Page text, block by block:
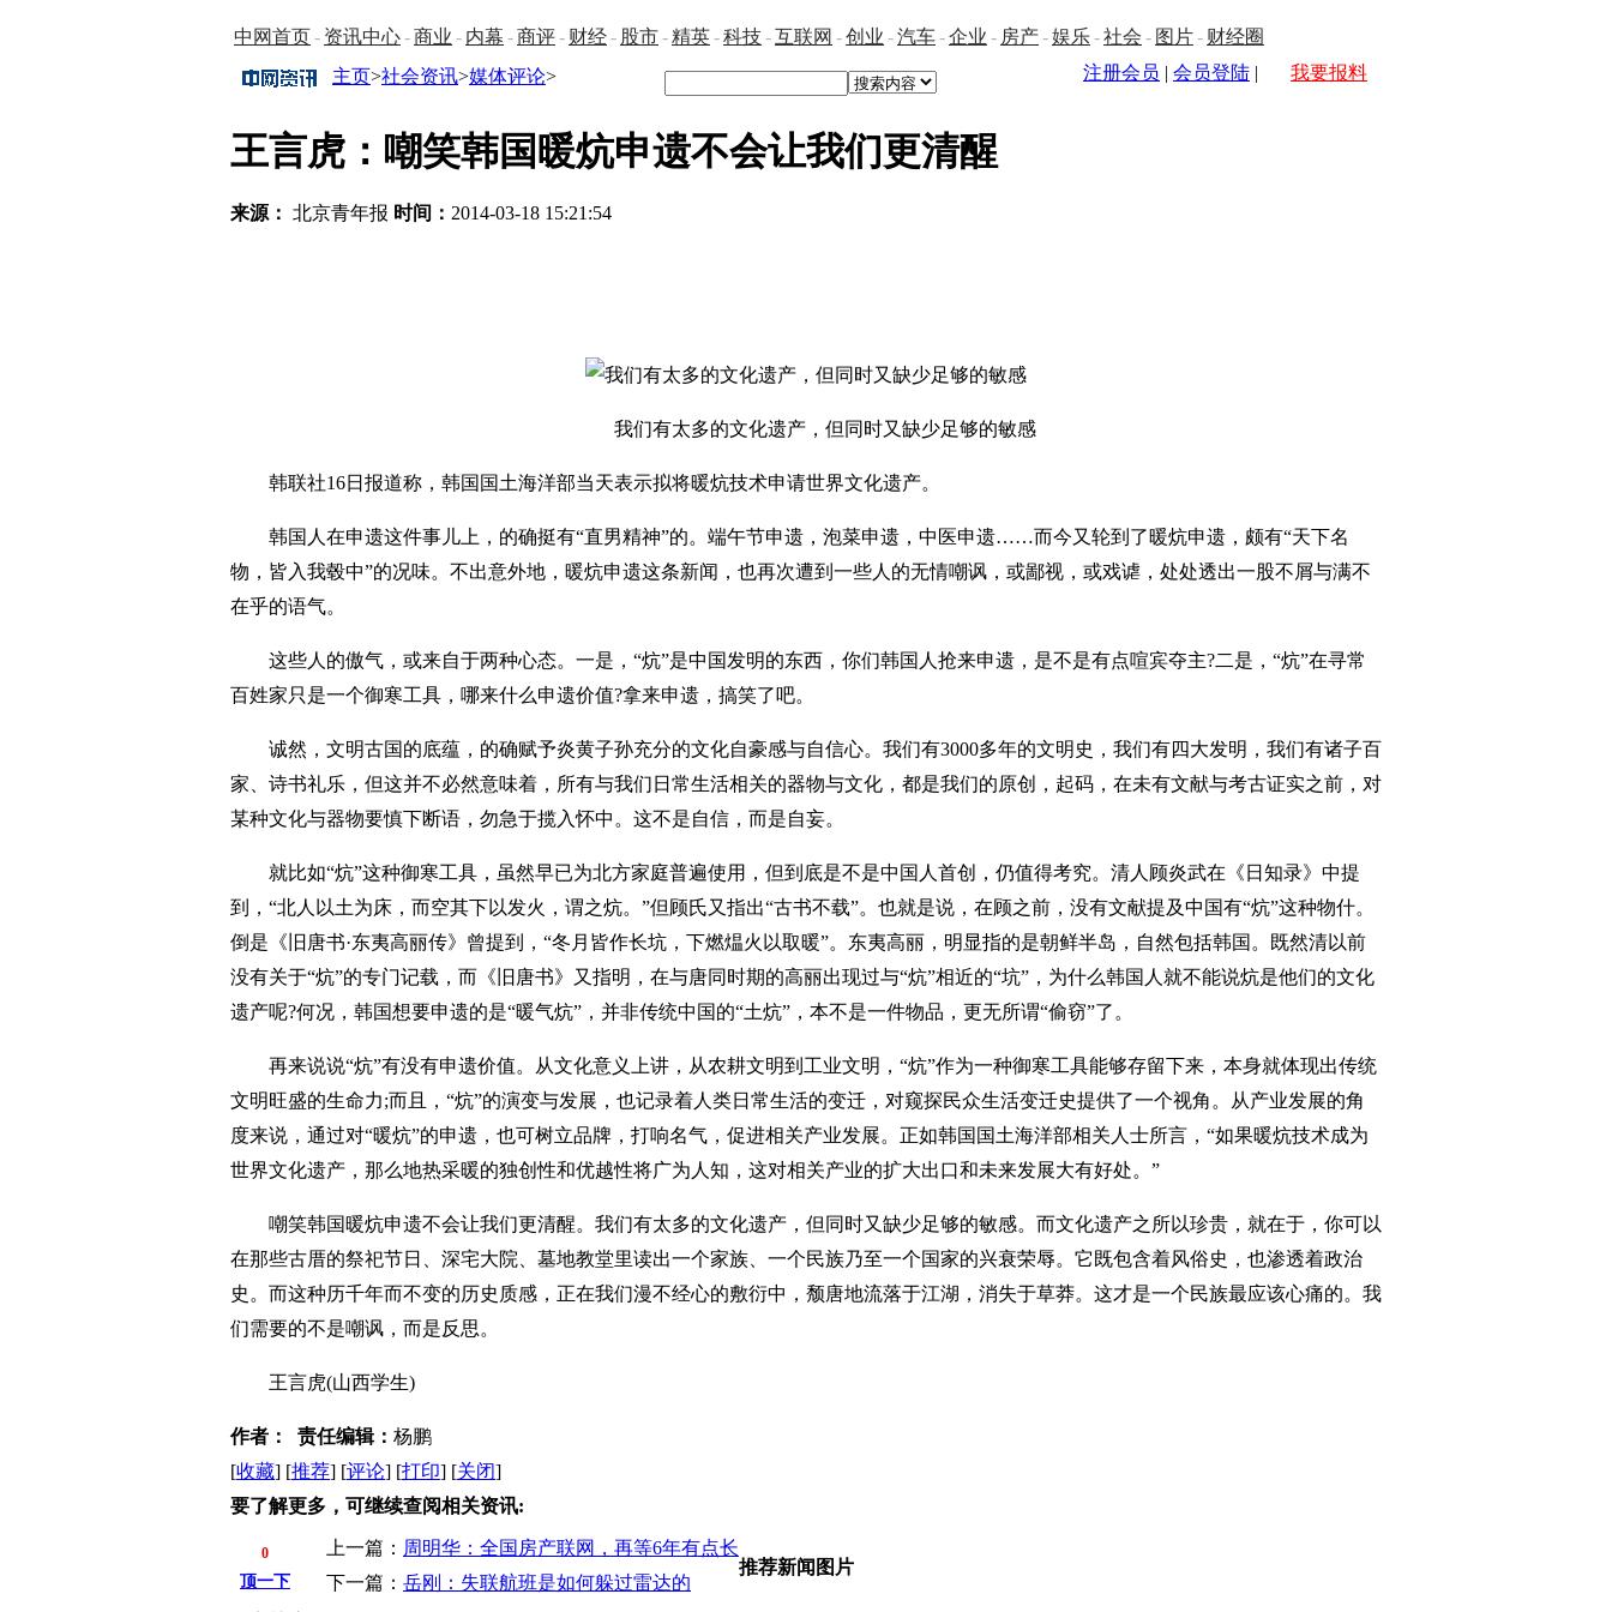
中网首页- 资讯中心-商业 - 内幕 -商评- 财经- 股市-精英-科技-互联网 -创业 -汽车-企业 - 房产-娱乐-社会 - 图片- 财经圈
注册会员 | 会员登陆 | 我要报料
主页>社会资讯>媒体评论>
王言虎：嘲笑韩国暖炕申遗不会让我们更清醒
来源： 北京青年报 时间： 2014-03-18 15:21:54
我们有太多的文化遗产，但同时又缺少足够的敏感
韩联社16日报道称，韩国国土海洋部当天表示拟将暖炕技术申请世界文化遗产。
韩国人在申遗这件事儿上，的确挺有“直男精神”的。端午节申遗，泡菜申遗，中医申遗……而今又轮到了暖炕申遗，颇有“天下名
物，皆入我毂中”的况味。不出意外地，暖炕申遗这条新闻，也再次遭到一些人的无情嘲讽，或鄙视，或戏谑，处处透出一股不屑与满不
在乎的语气。
这些人的傲气，或来自于两种心态。一是，“炕”是中国发明的东西，你们韩国人抢来申遗，是不是有点喧宾夺主?二是，“炕”在寻常
百姓家只是一个御寒工具，哪来什么申遗价值?拿来申遗，搞笑了吧。
诚然，文明古国的底蕴，的确赋予炎黄子孙充分的文化自豪感与自信心。我们有3000多年的文明史，我们有四大发明，我们有诸子百
家、诗书礼乐，但这并不必然意味着，所有与我们日常生活相关的器物与文化，都是我们的原创，起码，在未有文献与考古证实之前，对
某种文化与器物要慎下断语，勿急于揽入怀中。这不是自信，而是自妄。
就比如“炕”这种御寒工具，虽然早已为北方家庭普遍使用，但到底是不是中国人首创，仍值得考究。清人顾炎武在《日知录》中提
到，“北人以土为床，而空其下以发火，谓之炕。”但顾氏又指出“古书不载”。也就是说，在顾之前，没有文献提及中国有“炕”这种物什。
倒是《旧唐书·东夷高丽传》曾提到，“冬月皆作长坑，下燃煴火以取暖”。东夷高丽，明显指的是朝鲜半岛，自然包括韩国。既然清以前
没有关于“炕”的专门记载，而《旧唐书》又指明，在与唐同时期的高丽出现过与“炕”相近的“坑”，为什么韩国人就不能说炕是他们的文化
遗产呢?何况，韩国想要申遗的是“暖气炕”，并非传统中国的“土炕”，本不是一件物品，更无所谓“偷窃”了。
再来说说“炕”有没有申遗价值。从文化意义上讲，从农耕文明到工业文明，“炕”作为一种御寒工具能够存留下来，本身就体现出传统
文明旺盛的生命力;而且，“炕”的演变与发展，也记录着人类日常生活的变迁，对窥探民众生活变迁史提供了一个视角。从产业发展的角
度来说，通过对“暖炕”的申遗，也可树立品牌，打响名气，促进相关产业发展。正如韩国国土海洋部相关人士所言，“如果暖炕技术成为
世界文化遗产，那么地热采暖的独创性和优越性将广为人知，这对相关产业的扩大出口和未来发展大有好处。”
嘲笑韩国暖炕申遗不会让我们更清醒。我们有太多的文化遗产，但同时又缺少足够的敏感。而文化遗产之所以珍贵，就在于，你可以
在那些古厝的祭祀节日、深宅大院、墓地教堂里读出一个家族、一个民族乃至一个国家的兴衰荣辱。它既包含着风俗史，也渗透着政治
史。而这种历千年而不变的历史质感，正在我们漫不经心的敷衍中，颓唐地流落于江湖，消失于草莽。这才是一个民族最应该心痛的。我
们需要的不是嘲讽，而是反思。
王言虎(山西学生)
作者： 责任编辑： 杨鹏
[收藏] [推荐] [评论] [打印] [关闭]
要了解更多，可继续查阅相关资讯:
0
顶一下
上一篇： 周明华：全国房产联网，再等6年有点长
下一篇： 岳刚：失联航班是如何躲过雷达的
推荐新闻图片